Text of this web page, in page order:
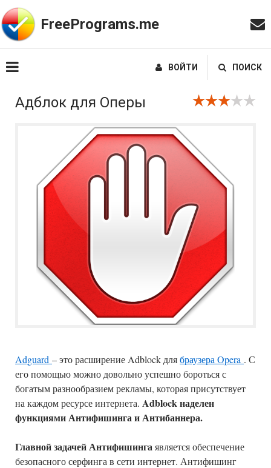
FreePrograms.me
ВОЙТИ ПОИСК
Адблок для Оперы
Adguard – это расширение Adblock длябраузера Opera . С
его помощью можно довольно успешно бороться с
богатым разнообразием рекламы, которая присутствует
на каждом ресурсе интернета. Adblock наделен
функциями Антифишинга и Антибаннера.
Главной задачей Антифишингаявляется обеспечение
безопасного серфинга в сети интернет. Антифишинг